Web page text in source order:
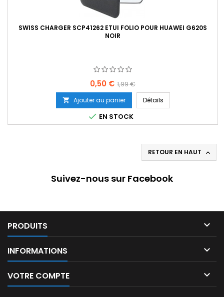
SWISS CHARGER SCP41262 ETUI FOLIO POUR HUAWEI G620S
NOIR
Prix
0,50 € Prix
de
base
1,99 €
 Ajouter au panier Détails
 EN STOCK
RETOUR EN HAUT 
Suivez-nous sur Facebook
PRODUITS 
INFORMATIONS 
VOTRE COMPTE 